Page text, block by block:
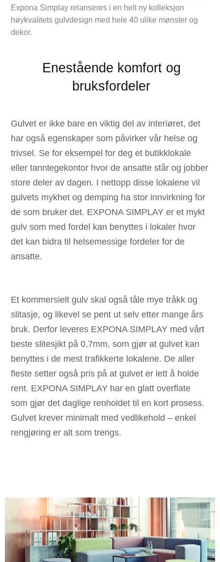
Expona Simplay relanseres i en helt ny kolleksjon
høykvalitets gulvdesign med hele 40 ulike mønster og
dekor.
Enestående komfort og
bruksfordeler
Gulvet er ikke bare en viktig del av interiøret, det
har også egenskaper som påvirker vår helse og
trivsel. Se for eksempel for deg et butikklokale
eller tannlegekontor hvor de ansatte står og jobber
store deler av dagen. I nettopp disse lokalene vil
gulvets mykhet og demping ha stor innvirkning for
de som bruker det. EXPONA SIMPLAY er et mykt
gulv som med fordel kan benyttes i lokaler hvor
det kan bidra til helsemessige fordeler for de
ansatte.
Et kommersielt gulv skal også tåle mye tråkk og
slitasje, og likevel se pent ut selv etter mange års
bruk. Derfor leveres EXPONA SIMPLAY med vårt
beste slitesjikt på 0,7mm, som gjør at gulvet kan
benyttes i de mest trafikkerte lokalene. De aller
fleste setter også pris på at gulvet er lett å holde
rent. EXPONA SIMPLAY har en glatt overflate
som gjør det daglige renholdet til en kort prosess.
Gulvet krever minimalt med vedlikehold – enkel
rengjøring er alt som trengs.